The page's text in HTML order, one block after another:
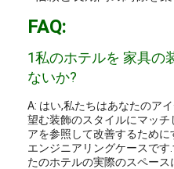
FAQ:
1私のホテルを 家具の
ないか?
A: はい,私たちはあなたのア
望む装飾のスタイルにマッ
アを参照して改善するため
エンジニアリングケースで
たのホテルの実際のスペース